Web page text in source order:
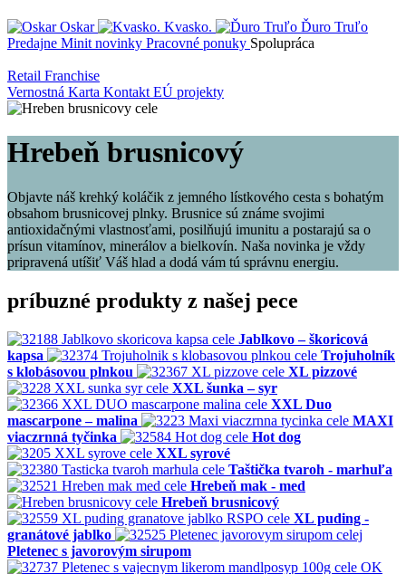
Oskar Kvasko.
Ďuro Truľo
Predajne Minit novinky Pracovné ponuky Spolupráca
Retail Franchise
Vernostná Karta Kontakt EÚ projekty
Hrebeň brusnicový
Objavte náš krehký koláčik z jemného lístkového cesta s bohatým
obsahom brusnicovej plnky. Brusnice sú známe svojimi
antioxidačnými vlastnosťami, posilňujú imunitu a postarajú sa o
prísun vitamínov, minerálov a bielkovín. Naša novinka je vždy
pripravená utíšiť Váš hlad a dodá vám tú správnu energiu.
príbuzné produkty z našej pece
Jablkovo – škoricová
kapsa
Trojuholník
s klobásovou plnkou
XL pizzové
XXL šunka – syr
XXL Duo
mascarpone – malina
MAXI
viaczrnná tyčinka
Hot dog
XXL syrové
Taštička tvaroh - marhuľa
Hrebeň mak - med
Hrebeň brusnicový
XL puding -
granátové jablko
Pletenec s javorovým sirupom